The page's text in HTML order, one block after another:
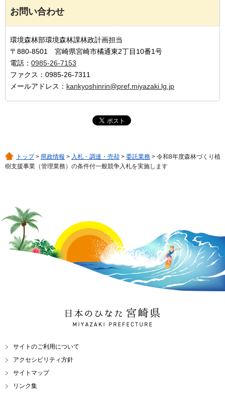
お問い合わせ
環境森林部環境森林課林政計画担当
〒880-8501 宮崎県宮崎市橘通東2丁目10番1号
電話： 0985-26-7153
ファクス：0985-26-7311
メールアドレス： kankyoshinrin@pref.miyazaki.lg.jp
トップ> 県政情報 > 入札・調達・売却 > 委託業務 > 令和8年度森林づくり植
樹支援事業（管理業務）の条件付一般競争入札を実施します
日本のひなた 宮崎県
MIYAZAKI PREFECTURE
サイトのご利用について
アクセシビリティ方針
サイトマップ
リンク集